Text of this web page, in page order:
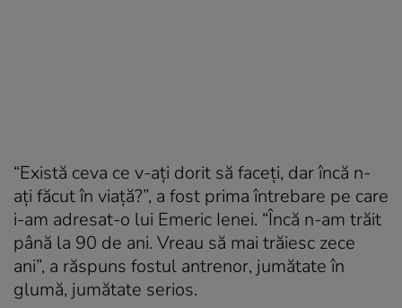
“Există ceva ce v-ați dorit să faceți, dar încă n-
ați făcut în viață?”, a fost prima întrebare pe care
i-am adresat-o lui Emeric Ienei. “Încă n-am trăit
până la 90 de ani. Vreau să mai trăiesc zece
ani”, a răspuns fostul antrenor, jumătate în
glumă, jumătate serios.